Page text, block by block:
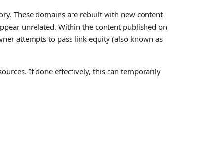
These domains are rebuilt with new content
unrelated. Within the content published on
attempts to pass link equity (also known as
If done effectively, this can temporarily